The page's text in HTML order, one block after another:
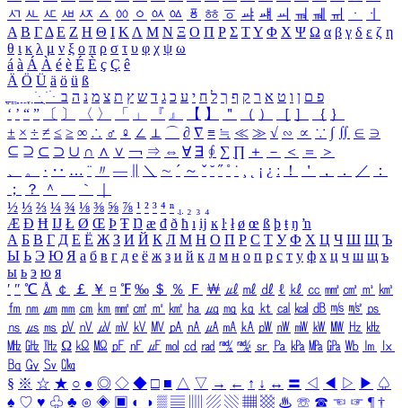
ㅺ ㅻ ㅼ ㅽ ㅾ ㅿ ㆀ ㆁ ㆂ ㆃ ㆄ ㆅ ㆆ ㆇ ㆈ ㆉ ㆊ ㆋ ㆌ ㆍ
ㆎ
Α Β ΓΔ Ε Ζ Η Θ Ι ΚΛ Μ Ν Ξ Ο Π Ρ Σ ΤΥ Φ Χ Ψ Ω α β γ δ ε ζ η
θ ι κ λ μ ν ξ ο π ρ σ τ υ φ χ ψ ω
á à Á À é è É È ç Ç ê
Ä Ö Ü ä ö ü ß
ִֶֹ ֻּ ׁׂ פ ם ן ו ט א ר ק ף ך ל ח י ע כ ג ד ש ץ ת צ מ נ ה ב
‘ ’ “ ” 〔 〕 〈 〉 「 」 『 』 【 】 ＂ （ ） ［ ］ ｛ ｝
± × ÷ ≠ ≤ ≥ ∞ ∴ ♂ ♀ ∠ ⊥ ⌒ ∂ ∇ ≡ ≒ ≪ ≫ √ ∽ ∝ ∵ ∫ ∬ ∈ ∋
⊆ ⊇ ⊂ ⊃ ∪ ∩ ∧ ∨ ￢ ⇒ ⇔ ∀ ∃ ∮ ∑ ∏ ＋ － ＜ ＝
＞
、
。 · ‥ … ¨ 〃 ― ＼ ∼ ´ ～ ˇ ˘ ˝ ˚ ˙ ¸ ¡ ¿ ː ！ ＇ ， ． ／
：
；
？ ＾ ｀
½ ⅓ ⅔ ¼ ¾ ⅛ ⅜ ⅝ ⅞ ¹ ² ³ ⁴ ⁿ ₁ ₂ ₃ ₄
Æ Ð Ħ Ĳ Ł Ø Œ Þ Ŧ Ŋ æ đ ð ħ ı ĳ ĸ ŀ ł ø œ ß þ ŧ ŋ ŉ
А Б В Г Д Е Ё Ж З И Й К Л М Н О П Р С Т У Ф Х Ц Ч Ш Щ Ъ
Ы Ь Э Ю Я а б в г д е ё ж з и й к л м н о п р с т у ф х ц ч ш щ ъ
ы ь э ю я
′ ″ ℃ Å ￠ ￡ ￥ ¤ ℉ ‰ ＄ ％ Ｆ ￦ ㎕ ㎖ ㎗ ℓ ㎘ ㏄ ㎣ ㎤ ㎥ ㎦
㎙ ㎚ ㎛ ㎜ ㎝ ㎞ ㎟ ㎠ ㎡ ㎢ ㏊ ㎍ ㎎ ㎏ ㏏ ㎈ ㎉ ㏈ ㎧ ㎨ ㎰
㎱ ㎲ ㎳ ㎴ ㎵ ㎶ ㎷ ㎸ ㎹ ㎀ ㎁ ㎂ ㎃ ㎄ ㎺ ㎻ ㎽ ㎾ ㎿ ㎐ ㎑
㎒ ㎓ ㎔ Ω ㏀ ㏁ ㎊ ㎋ ㎌ ㏖ ㏅ ㎭ ㎮ ㎯ ㏛ ㎩ ㎪ ㎫ ㎬ ㏝ ㏐
㏓
㏃ ㏉ ㏜ ㏆
§ ※ ☆ ★ ○ ● ◎ ◇ ◆ □ ■ △ ▽ → ← ↑ ↓ ↔ 〓 ◁ ◀ ▷ ▶ ♤
♠ ♡ ♥ ♧ ♣ ⊙ ◈ ▣ ◐ ◑ ▒ ▤ ▨ ▧ ▦ ▩ ♨ ☏ ☎ ☜ ☞ ¶ †